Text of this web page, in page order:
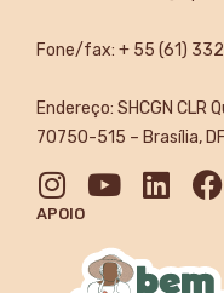
Fone/fax: + 55 (61)
Endereço: SHCGN CLR
70750-515 – Brasília,
APOIO